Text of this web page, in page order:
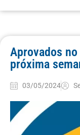
Aprovados
próxima
03/05/2024